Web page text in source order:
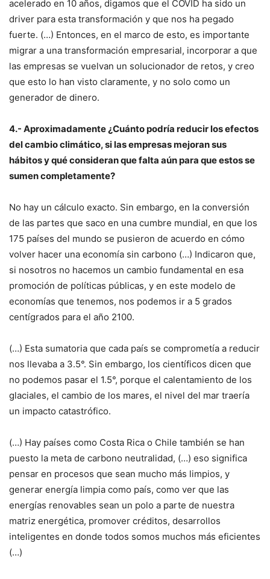
acelerado en 10 años, digamos que el COVID ha sido un
driver para esta transformación y que nos ha pegado
fuerte. (…) Entonces, en el marco de esto, es importante
migrar a una transformación empresarial, incorporar a que
las empresas se vuelvan un solucionador de retos, y creo
que esto lo han visto claramente, y no solo como un
generador de dinero.
4.- Aproximadamente ¿Cuánto podría reducir los efectos
del cambio climático, si las empresas mejoran sus
hábitos y qué consideran que falta aún para que estos se
sumen completamente?
No hay un cálculo exacto. Sin embargo, en la conversión
de las partes que saco en una cumbre mundial, en que los
175 países del mundo se pusieron de acuerdo en cómo
volver hacer una economía sin carbono (…) Indicaron que,
si nosotros no hacemos un cambio fundamental en esa
promoción de políticas públicas, y en este modelo de
economías que tenemos, nos podemos ir a 5 grados
centígrados para el año 2100.
(…) Esta sumatoria que cada país se comprometía a reducir
nos llevaba a 3.5°. Sin embargo, los científicos dicen que
no podemos pasar el 1.5°, porque el calentamiento de los
glaciales, el cambio de los mares, el nivel del mar traería
un impacto catastrófico.
(…) Hay países como Costa Rica o Chile también se han
puesto la meta de carbono neutralidad, (…) eso significa
pensar en procesos que sean mucho más limpios, y
generar energía limpia como país, como ver que las
energías renovables sean un polo a parte de nuestra
matriz energética, promover créditos, desarrollos
inteligentes en donde todos somos muchos más eficientes
(…)